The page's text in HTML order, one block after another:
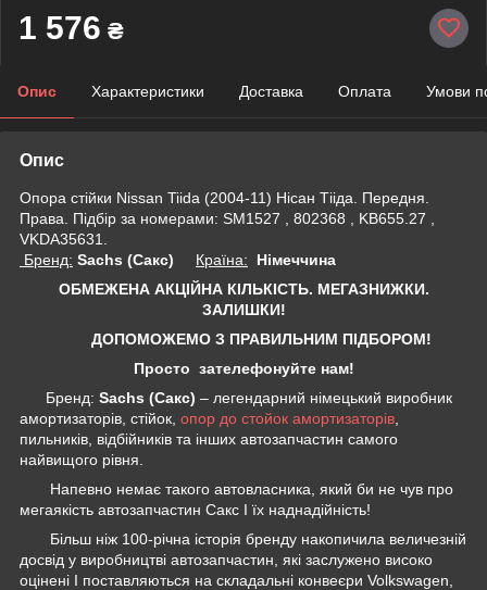
1 576 ₴
Опис Характеристики Доставка Оплата Умови
Опис
Опора стійки Nissan Tiida (2004-11) Нісан Тііда. Передня.
Права. Підбір за номерами: SM1527 , 802368 , KB655.27 ,
VKDA35631.
Бренд: Sachs (Сакс) Країна: Німеччина
ОБМЕЖЕНА АКЦІЙНА КІЛЬКІСТЬ. МЕГАЗНИЖКИ.
ЗАЛИШКИ!
ДОПОМОЖЕМО З ПРАВИЛЬНИМ ПІДБОРОМ!
Просто зателефонуйте нам!
Бренд: Sachs (Сакс) – легендарний німецький виробник
амортизаторів, стійок, опор до стойок амортизаторів
пильників, відбійників та інших автозапчастин самого
найвищого рівня.
Напевно немає такого автовласника, який би не чув про
мегаякість автозапчастин Сакс І їх наднадійність!
Більш ніж 100-річна історія бренду накопичила величезній
досвід у виробництві автозапчастин, які заслужено високо
оцінені І поставляються на складальні конвеєри Volkswagen,